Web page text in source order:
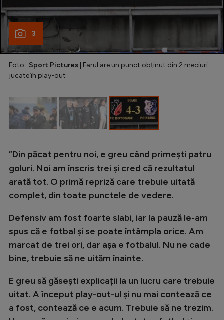
Intră în cont
Creează cont
3
Foto : Sport Pictures | Farul are un punct obținut din 2 meciuri
jucate în play-out
”Din păcat pentru noi, e greu când primești patru
goluri. Noi am înscris trei și cred că rezultatul
arată tot. O primă repriză care trebuie uitată
complet, din toate punctele de vedere.
Defensiv am fost foarte slabi, iar la pauză le-am
spus că e fotbal și se poate întâmpla orice. Am
marcat de trei ori, dar așa e fotbalul. Nu ne cade
bine, trebuie să ne uităm înainte.
E greu să găsești explicații la un lucru care trebuie
uitat. A început play-out-ul și nu mai contează ce
a fost, contează ce e acum. Trebuie să ne trezim.